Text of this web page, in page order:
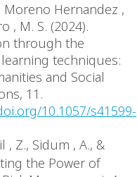
Moreno Hernandez ,
, M. S. (2024).
through the
techniques:
and Social
11.
10.1057/s41599-
, Z., Sidum , A., &
the Power of